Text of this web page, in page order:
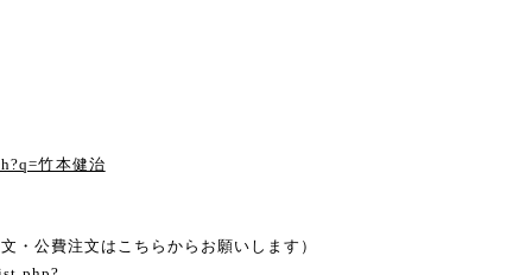
竹本健治
・公費注文はこちらからお願いします）